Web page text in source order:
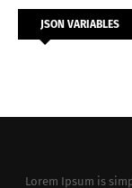
JSON VARIABLES
Lorem Ipsum is